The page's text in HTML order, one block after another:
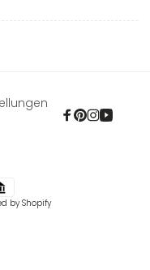
Facebook
Pinterest
by Shopify